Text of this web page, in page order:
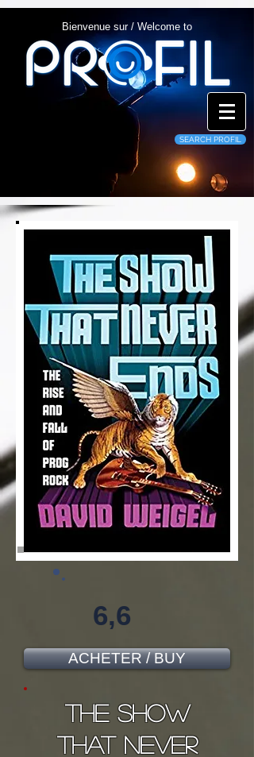
Bienvenue sur / Welcome to
SEARCH PROFIL
6,6
ACHETER / BUY
the show
that never